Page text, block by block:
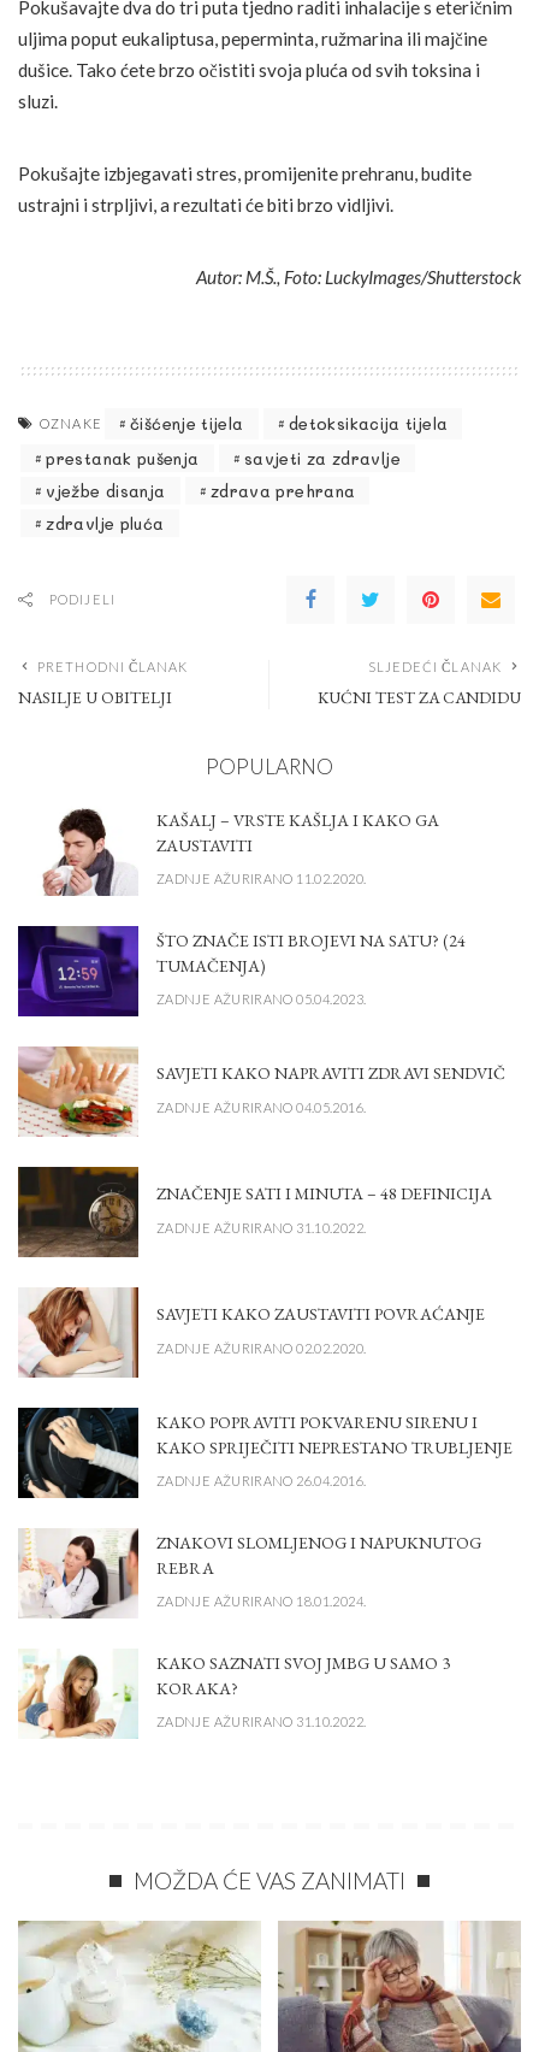
Pokušavajte dva do tri puta tjedno raditi inhalacije s eteričnim
uljima poput eukaliptusa, peperminta, ružmarina ili majčine
dušice. Tako ćete brzo očistiti svoja pluća od svih toksina i
sluzi.
Pokušajte izbjegavati stres, promijenite prehranu, budite
ustrajni i strpljivi, a rezultati će biti brzo vidljivi.
Autor: M.Š., Foto: LuckyImages/Shutterstock
OZNAKE čišćenje tijela
detoksikacija tijela
prestanak pušenja
savjeti za zdravlje
vježbe disanja
zdrava prehrana
zdravlje pluća
PODIJELI
PRETHODNI ČLANAK
NASILJE U OBITELJI
SLJEDEĆI ČLANAK
KUĆNI TEST ZA CANDIDU
POPULARNO
KAŠALJ – VRSTE KAŠLJA I KAKO GA
ZAUSTAVITI
ZADNJE AŽURIRANO 11.02.2020.
ŠTO ZNAČE ISTI BROJEVI NA SATU? (24
TUMAČENJA)
ZADNJE AŽURIRANO 05.04.2023.
SAVJETI KAKO NAPRAVITI ZDRAVI SENDVIČ
ZADNJE AŽURIRANO 04.05.2016.
ZNAČENJE SATI I MINUTA – 48 DEFINICIJA
ZADNJE AŽURIRANO 31.10.2022.
SAVJETI KAKO ZAUSTAVITI POVRAĆANJE
ZADNJE AŽURIRANO 02.02.2020.
KAKO POPRAVITI POKVARENU SIRENU I
KAKO SPRIJEČITI NEPRESTANO TRUBLJENJE
ZADNJE AŽURIRANO 26.04.2016.
ZNAKOVI SLOMLJENOG I NAPUKNUTOG
REBRA
ZADNJE AŽURIRANO 18.01.2024.
KAKO SAZNATI SVOJ JMBG U SAMO 3
KORAKA?
ZADNJE AŽURIRANO 31.10.2022.
MOŽDA ĆE VAS ZANIMATI